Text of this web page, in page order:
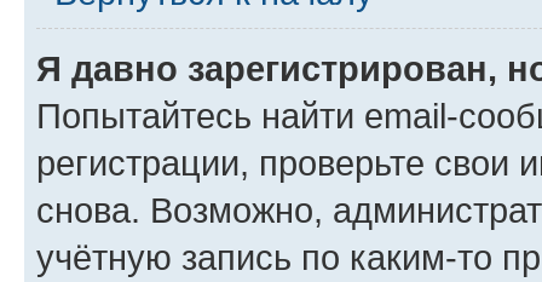
Я давно зарегистрирован,
Попытайтесь найти email-
регистрации, проверьте свои
снова. Возможно,
учётную запись по каким-то